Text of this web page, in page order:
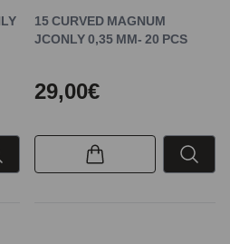
15 CURVED MAGNUM
JCONLY 0,35 MM- 20 PCS
29,00€